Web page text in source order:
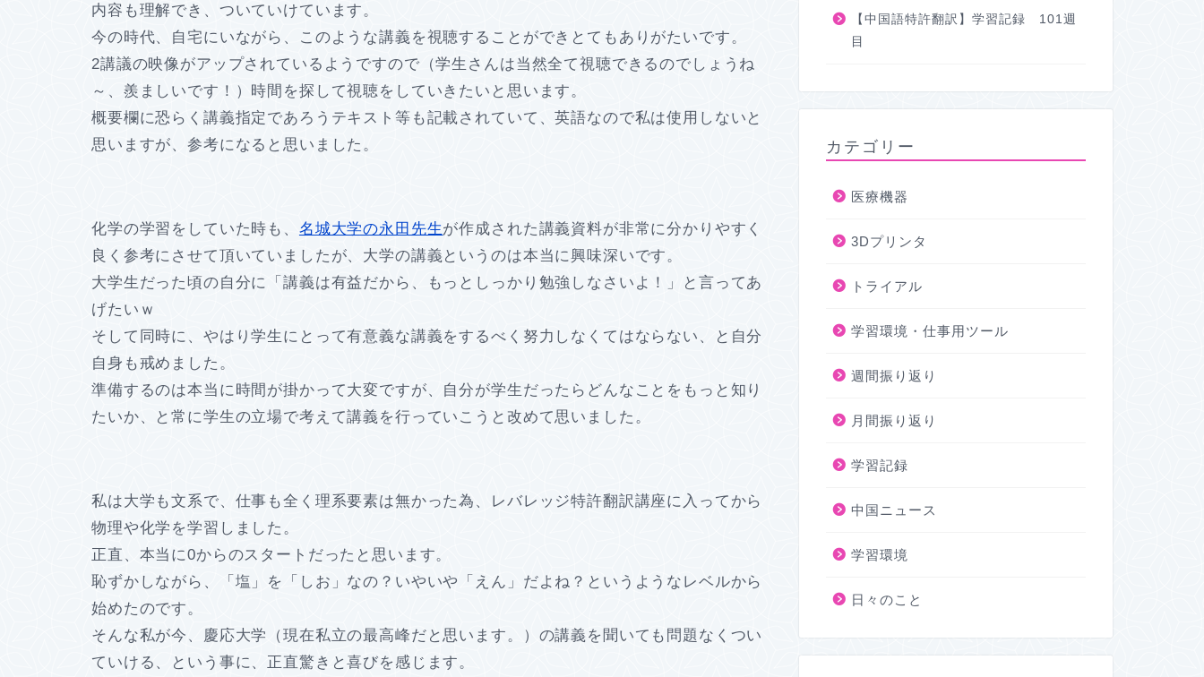
内容も理解でき、ついていけています。
今の時代、自宅にいながら、このような講義を視聴することができとてもありがたいです。
2講議の映像がアップされているようですので（学生さんは当然全て視聴できるのでしょうね
～、羨ましいです！）時間を探して視聴をしていきたいと思います。
概要欄に恐らく講義指定であろうテキスト等も記載されていて、英語なので私は使用しないと
思いますが、参考になると思いました。
化学の学習をしていた時も、 名城大学の永田先生が作成された講義資料が非常に分かりやすく
良く参考にさせて頂いていましたが、大学の講義というのは本当に興味深いです。
大学生だった頃の自分に「講義は有益だから、もっとしっかり勉強しなさいよ！」と言ってあ
げたいｗ
そして同時に、やはり学生にとって有意義な講義をするべく努力しなくてはならない、と自分
自身も戒めました。
準備するのは本当に時間が掛かって大変ですが、自分が学生だったらどんなことをもっと知り
たいか、と常に学生の立場で考えて講義を行っていこうと改めて思いました。
私は大学も文系で、仕事も全く理系要素は無かった為、レバレッジ特許翻訳講座に入ってから
物理や化学を学習しました。
正直、本当に0からのスタートだったと思います。
恥ずかしながら、「塩」を「しお」なの？いやいや「えん」だよね？というようなレベルから
始めたのです。
そんな私が今、慶応大学（現在私立の最高峰だと思います。）の講義を聞いても問題なくつい
ていける、という事に、正直驚きと喜びを感じます。
【中国語特許翻訳】学習記録 101週
目
カテゴリー
医療機器
3Dプリンタ
トライアル
学習環境・仕事用ツール
週間振り返り
月間振り返り
学習記録
中国ニュース
学習環境
日々のこと